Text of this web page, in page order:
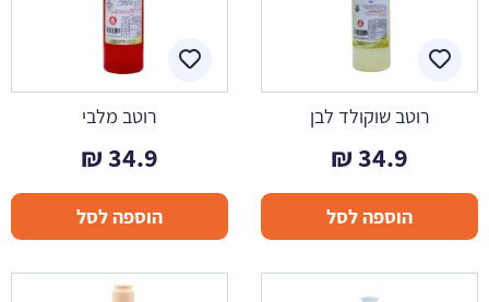
רוטב שוקולד לבן
34.9
₪
הוספה לסל
רוטב מלבי
34.9
₪
הוספה לסל